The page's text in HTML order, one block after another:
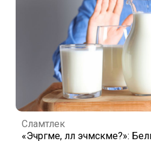
Сәламәтлек
«Эчәргәме, әллә эчмәскәме?»: